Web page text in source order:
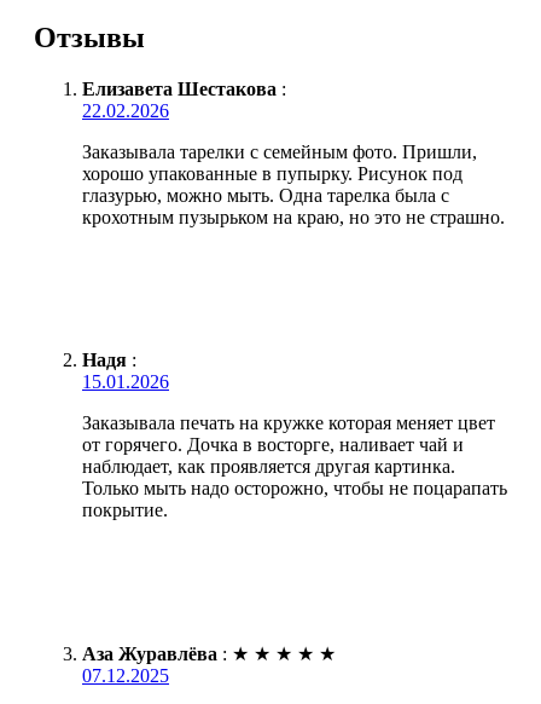
Отзывы
Елизавета Шестакова :
22.02.2026
Заказывала тарелки с семейным фото. Пришли,
хорошо упакованные в пупырку. Рисунок под
глазурью, можно мыть. Одна тарелка была с
крохотным пузырьком на краю, но это не страшно.
Надя :
15.01.2026
Заказывала печать на кружке которая меняет цвет
от горячего. Дочка в восторге, наливает чай и
наблюдает, как проявляется другая картинка.
Только мыть надо осторожно, чтобы не поцарапать
покрытие.
Аза Журавлёва : ★ ★ ★ ★ ★
07.12.2025